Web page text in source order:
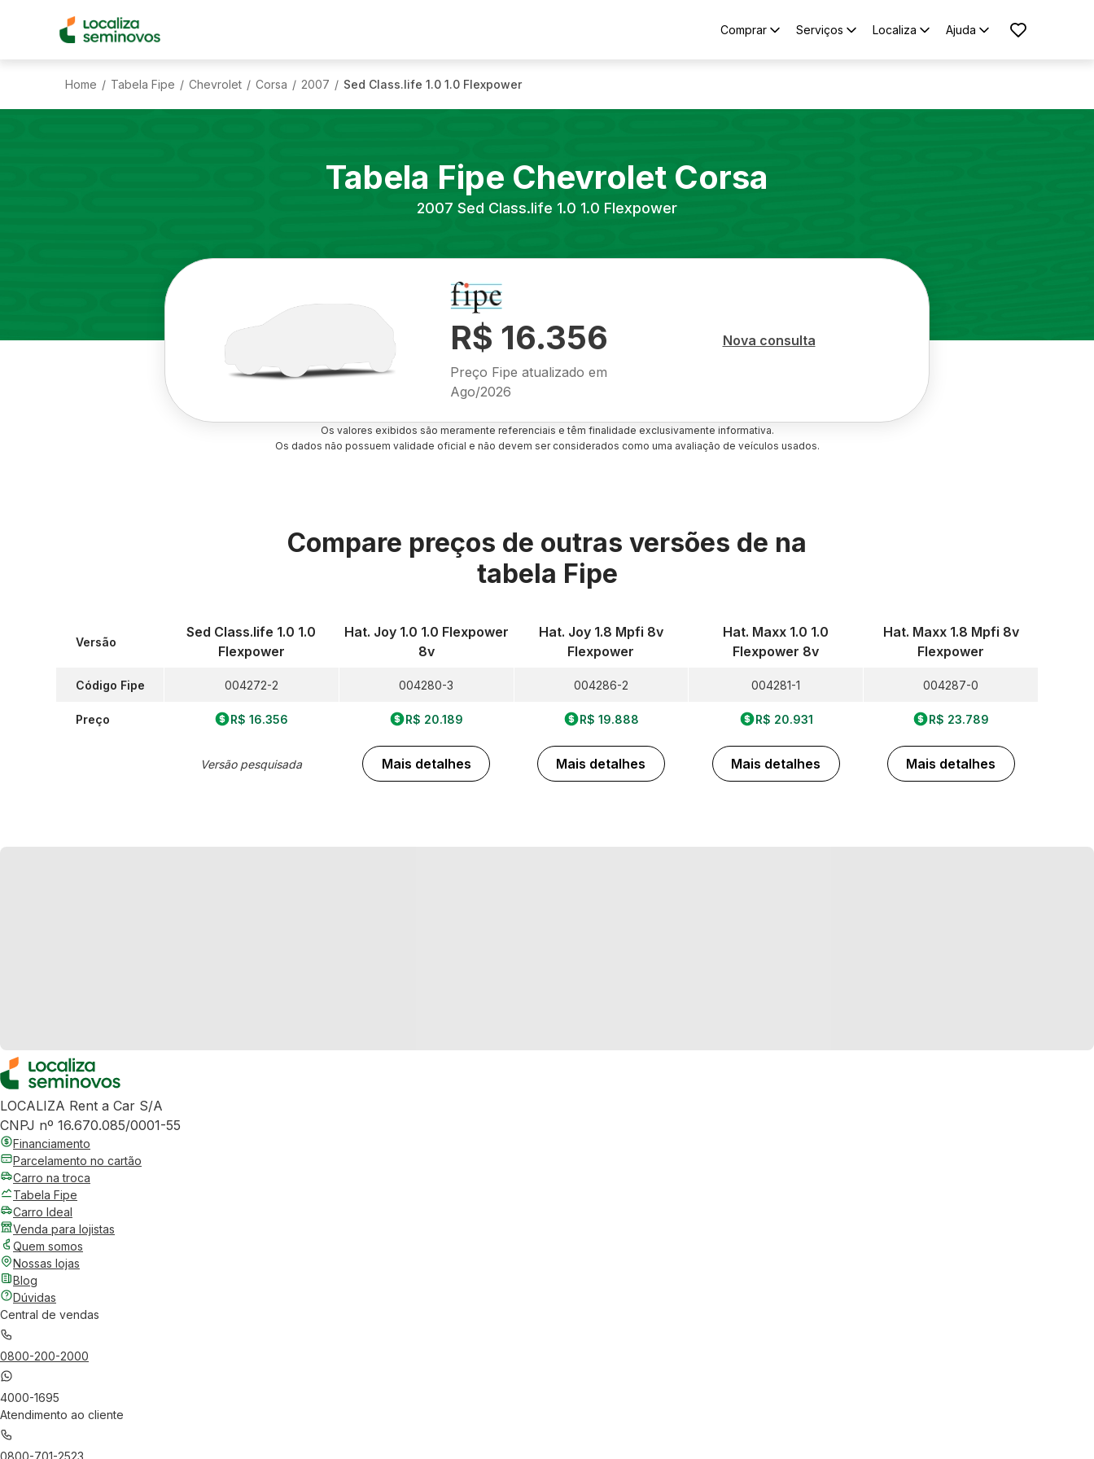
Comprar Serviços Localiza Ajuda
Home / Tabela Fipe / Chevrolet / Corsa / 2007 / Sed Class.life 1.0 1.0 Flexpower
Tabela Fipe Chevrolet Corsa
2007 Sed Class.life 1.0 1.0 Flexpower
R$ 16.356
Preço Fipe atualizado em
Ago/2026
Nova consulta
Os valores exibidos são meramente referenciais e têm finalidade exclusivamente informativa.
Os dados não possuem validade oficial e não devem ser considerados como uma avaliação de veículos usados.
Compare preços de outras versões de na
tabela Fipe
Versão
Código Fipe
Preço
Sed Class.life 1.0 1.0
Flexpower
004272-2
R$ 16.356
Versão pesquisada
Hat. Joy 1.0 1.0 Flexpower
8v
004280-3
R$ 20.189
Mais detalhes
Hat. Joy 1.8 Mpfi 8v
Flexpower
004286-2
R$ 19.888
Mais detalhes
Hat. Maxx 1.0 1.0
Flexpower 8v
004281-1
R$ 20.931
Mais detalhes
Hat. Maxx 1.8 Mpfi 8v
Flexpower
004287-0
R$ 23.789
Mais detalhes
LOCALIZA Rent a Car S/A
CNPJ nº 16.670.085/0001-55
Financiamento
Parcelamento no cartão
Carro na troca
Tabela Fipe
Carro Ideal
Venda para lojistas
Quem somos
Nossas lojas
Blog
Dúvidas
Central de vendas
0800-200-2000
4000-1695
Atendimento ao cliente
0800-701-2523